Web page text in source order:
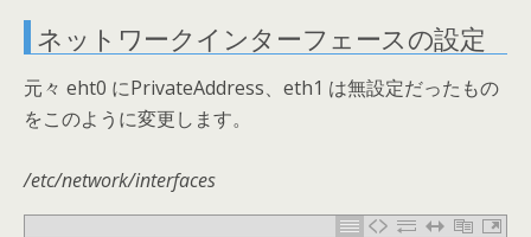
ネットワークインターフェースの設定
元々 eht0 にPrivateAddress、eth1 は無設定だったもの
をこのように変更します。
/etc/network/interfaces